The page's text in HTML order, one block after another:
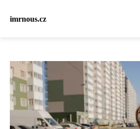
imrnous.cz